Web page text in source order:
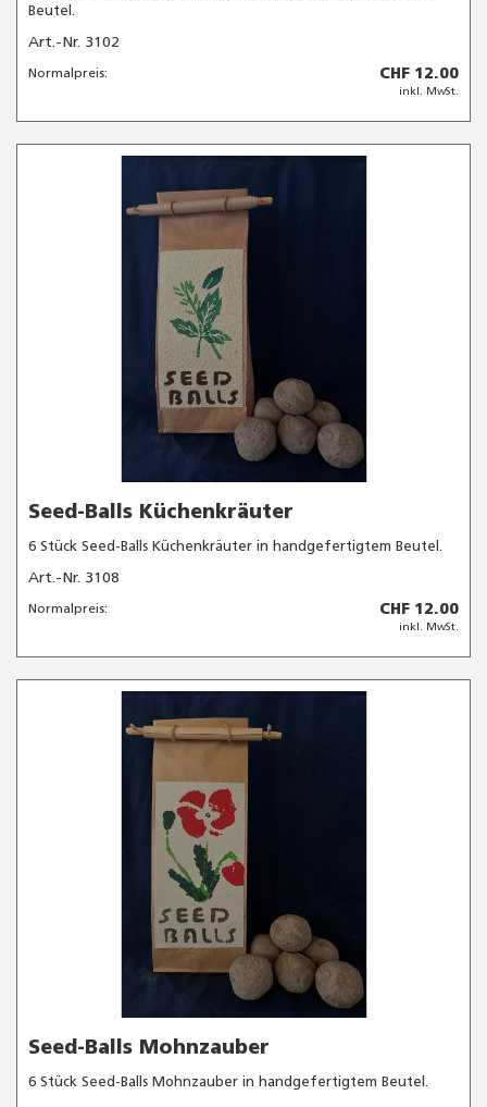
Beutel.
Art.-Nr. 3102
Normalpreis: CHF 12.00
inkl. MwSt.
Seed-Balls Küchenkräuter
6 Stück Seed-Balls Küchenkräuter in handgefertigtem Beutel.
Art.-Nr. 3108
Normalpreis: CHF 12.00
inkl. MwSt.
Seed-Balls Mohnzauber
6 Stück Seed-Balls Mohnzauber in handgefertigtem Beutel.